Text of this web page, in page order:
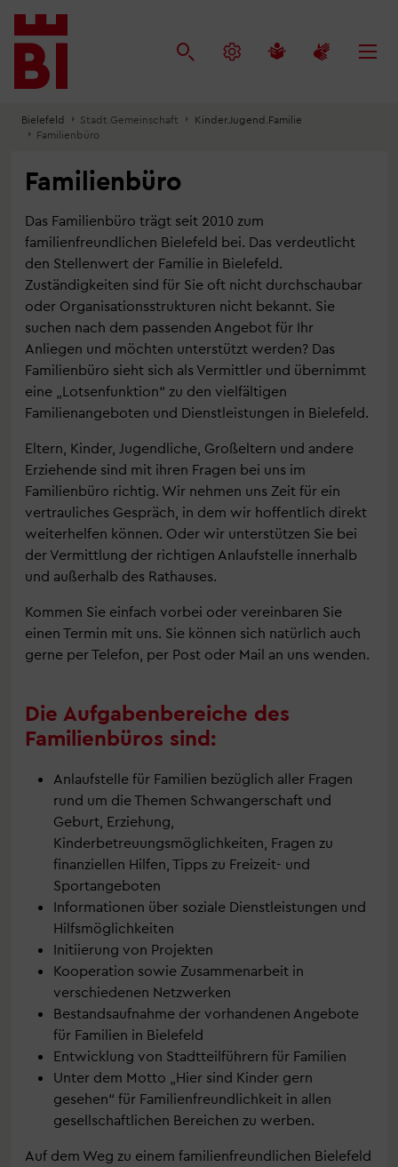
Inhalt
anspringen
Menü
anspringen
Suche
anspringen
Bielefeld Stadt.Gemeinschaft
Kinder.Jugend.Familie
Familienbüro
Familienbüro
Das Familienbüro trägt seit 2010 zum
familienfreundlichen Bielefeld bei. Das verdeutlicht
den Stellenwert der Familie in Bielefeld.
Zuständigkeiten sind für Sie oft nicht durchschaubar
oder Organisationsstrukturen nicht bekannt. Sie
suchen nach dem passenden Angebot für Ihr
Anliegen und möchten unterstützt werden? Das
Familienbüro sieht sich als Vermittler und übernimmt
eine „Lotsenfunktion“ zu den vielfältigen
Familienangeboten und Dienstleistungen in Bielefeld.
Eltern, Kinder, Jugendliche, Großeltern und andere
Erziehende sind mit ihren Fragen bei uns im
Familienbüro richtig. Wir nehmen uns Zeit für ein
vertrauliches Gespräch, in dem wir hoffentlich direkt
weiterhelfen können. Oder wir unterstützen Sie bei
der Vermittlung der richtigen Anlaufstelle innerhalb
und außerhalb des Rathauses.
Kommen Sie einfach vorbei oder vereinbaren Sie
einen Termin mit uns. Sie können sich natürlich auch
gerne per Telefon, per Post oder Mail an uns wenden.
Die Aufgabenbereiche des
Familienbüros sind:
Anlaufstelle für Familien bezüglich aller Fragen
rund um die Themen Schwangerschaft und
Geburt, Erziehung,
Kinderbetreuungsmöglichkeiten, Fragen zu
finanziellen Hilfen, Tipps zu Freizeit- und
Sportangeboten
Informationen über soziale Dienstleistungen und
Hilfsmöglichkeiten
Initiierung von Projekten
Kooperation sowie Zusammenarbeit in
verschiedenen Netzwerken
Bestandsaufnahme der vorhandenen Angebote
für Familien in Bielefeld
Entwicklung von Stadtteilführern für Familien
Unter dem Motto „Hier sind Kinder gern
gesehen“ für Familienfreundlichkeit in allen
gesellschaftlichen Bereichen zu werben.
Auf dem Weg zu einem familienfreundlichen Bielefeld